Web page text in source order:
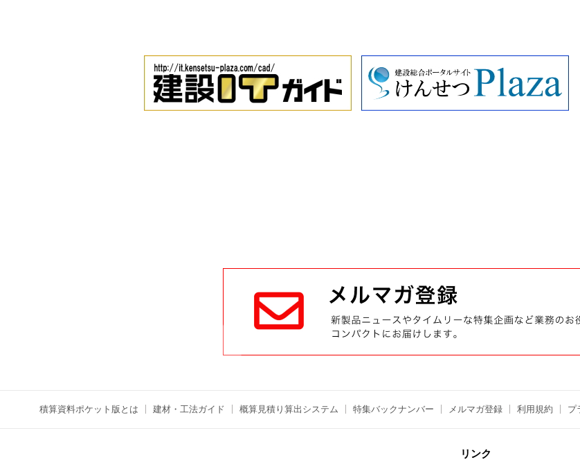
積算資料ポケット版とは 建材・工法ガイド 概算見積り算出システム 特集バックナンバー メルマガ登録 利用規約 プ
リンク